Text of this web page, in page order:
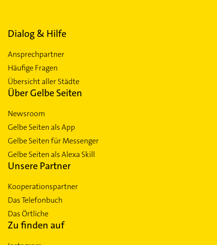
Dialog & Hilfe
Ansprechpartner
Häufige Fragen
Übersicht aller Städte
Über Gelbe Seiten
Newsroom
Gelbe Seiten als App
Gelbe Seiten für Messenger
Gelbe Seiten als Alexa Skill
Unsere Partner
Kooperationspartner
Das Telefonbuch
Das Örtliche
Zu finden auf